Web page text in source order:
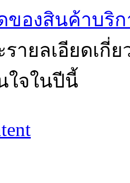
ของสินค้าบ
ายลเอียดเกี่
ใจในปีนี้